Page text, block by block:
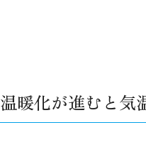
温暖化が進むと気